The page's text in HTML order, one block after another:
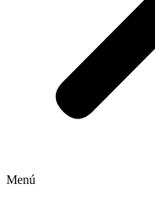
Menú